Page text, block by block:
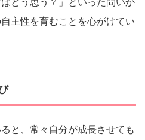
主性を育むことを心がけてい
と、常々自分が成長させても